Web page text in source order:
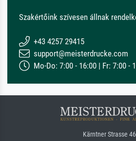
Szakértőink szívesen állnak
+43 4257 29415
support@meisterdrucke.com
Mo-Do: 7:00 - 16:00 | Fr: 7:00 -
Kärntner Strasse 46